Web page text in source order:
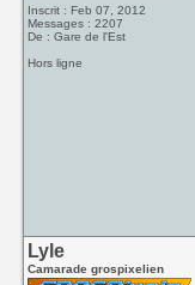
Inscrit : Feb 07, 2012
Messages : 2207
De : Gare de l'Est
Hors ligne
Lyle
Camarade grospixelien